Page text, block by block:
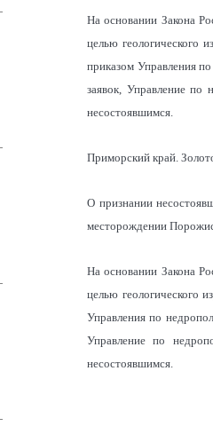
На основании Закона
целью геологического
приказом Управления
заявок, Управление
несостоявшимся.
Приморский край.
О признании
месторождении
На основании Закона
целью геологического
Управления по
Управление по
несостоявшимся.